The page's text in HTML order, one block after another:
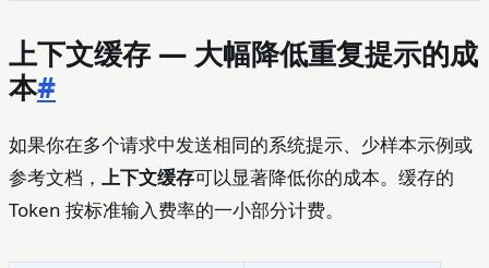
上下文缓存 — 大幅降低重复提示的成
本#
如果你在多个请求中发送相同的系统提示、少样本示例或
参考文档， 上下文缓存可以显著降低你的成本。缓存的
Token 按标准输入费率的一小部分计费。